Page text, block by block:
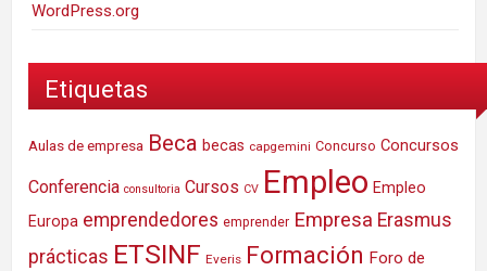
WordPress.org
Etiquetas
Aulas de empresa Beca becas capgemini Concurso Concursos
Conferencia consultoria Cursos CV Empleo Empleo
Europa emprendedores emprender Empresa Erasmus
prácticas ETSINF Everis Formación Foro de